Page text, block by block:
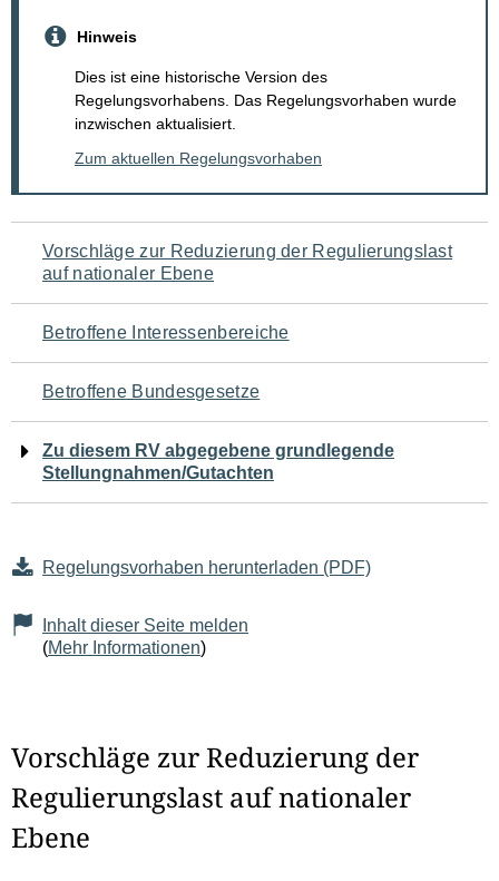
Hinweis
Dies ist eine historische Version des
Regelungsvorhabens. Das Regelungsvorhaben wurde
inzwischen aktualisiert.
Zum aktuellen Regelungsvorhaben
Navigation
für
den
Seiteninhalt
Vorschläge zur Reduzierung der Regulierungslast
auf nationaler Ebene
Betroffene Interessenbereiche
Betroffene Bundesgesetze
Zu diesem RV abgegebene grundlegende
Stellungnahmen/Gutachten
Regelungsvorhaben herunterladen (PDF)
Inhalt dieser Seite melden
(Mehr Informationen)
Vorschläge zur Reduzierung der
Regulierungslast auf nationaler
Ebene